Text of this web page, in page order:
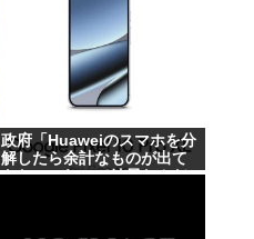
政府「Huaweiのスマホを分
解したら余計なものが出て
きた」これって結局なんだ